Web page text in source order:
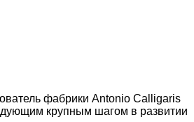
фабрики Antonio Calligaris
крупным шагом в развитии